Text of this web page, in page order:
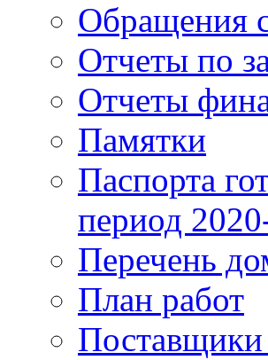
Обращения
Отчеты по
Отчеты
Памятки
Паспорта
период
Перечень
План работ
Поставщики